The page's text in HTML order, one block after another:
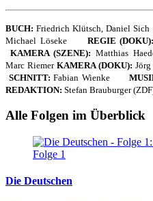
BUCH: Friedrich Klütsch, Daniel
Michael Löseke REGIE (DOKU):
KAMERA (SZENE): Matthias
Marc Riemer KAMERA (DOKU):
SCHNITT: Fabian Wienke
REDAKTION: Stefan Brauburger
Alle Folgen im Überblick
Folge 1
Die Deutschen